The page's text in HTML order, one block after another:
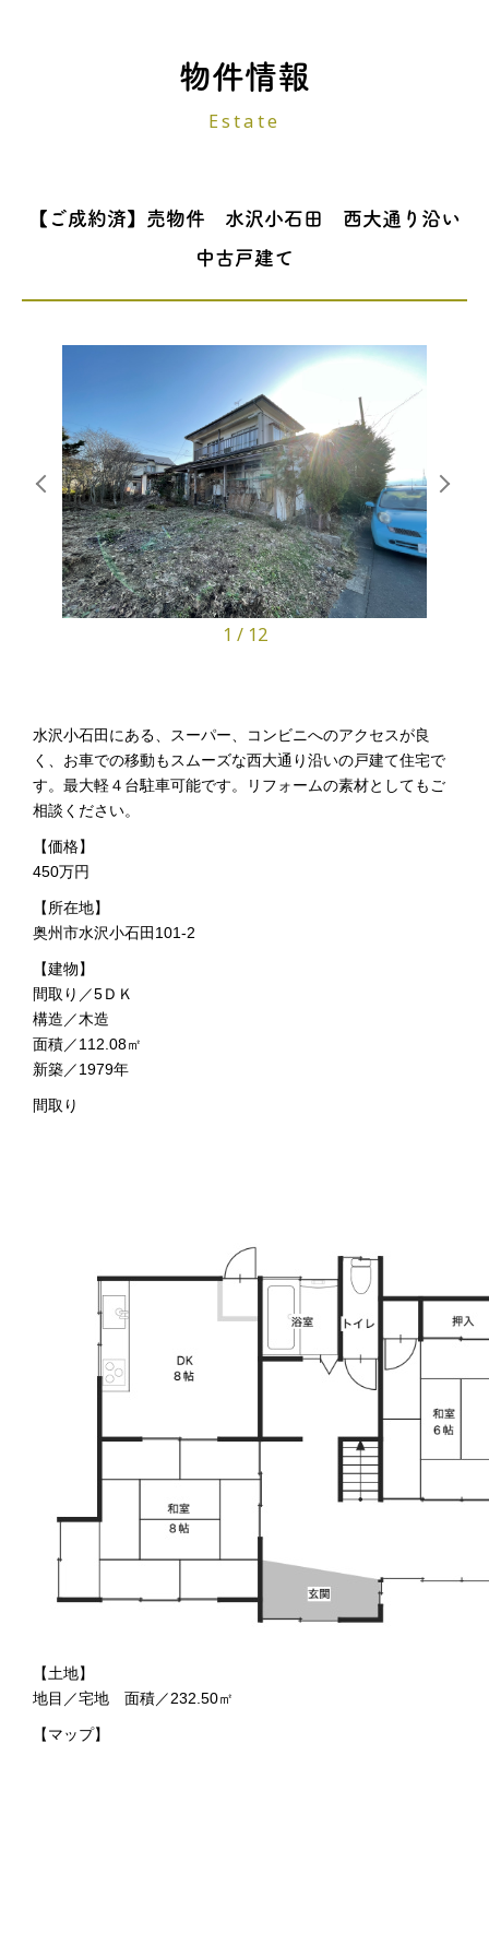
物件情報
Estate
【ご成約済】売物件 水沢小石田 西大通り沿い
中古戸建て
1 / 12
水沢小石田にある、スーパー、コンビニへのアクセスが良
く、お車での移動もスムーズな西大通り沿いの戸建て住宅で
す。最大軽４台駐車可能です。リフォームの素材としてもご
相談ください。
【価格】
450万円
【所在地】
奥州市水沢小石田101-2
【建物】
間取り／5ＤＫ
構造／木造
面積／112.08㎡
新築／1979年
間取り
【土地】
地目／宅地 面積／232.50㎡
【マップ】